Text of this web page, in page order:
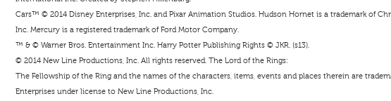
Cars™ © 2014 Disney Enterprises, Inc. and Pixar Animation Studios. Hudson Hornet is a trademark of
Inc. Mercury is a registered trademark of Ford Motor Company.
™ & © Warner Bros. Entertainment Inc. Harry Potter Publishing Rights © JKR. (s13).
© 2014 New Line Productions, Inc. All rights reserved. The Lord of the Rings:
The Fellowship of the Ring and the names of the characters, items, events and places therein are
Enterprises under license to New Line Productions, Inc.